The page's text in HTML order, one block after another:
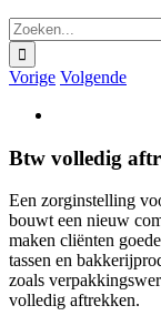
Zoeken
naar:
Vorige Volgende
afbeelding
Btw volledig
Een zorginstelling
bouwt een nieuw
maken cliënten
tassen en
zoals
volledig aftrekken.